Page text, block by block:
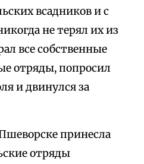
всадников и с
не терял их из
все собственные
отряды, попросил
и двинулся за
принесла
отряды